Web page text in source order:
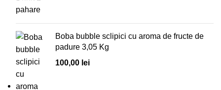
Boba bubble sclipici cu aroma de fructe de
padure 3,05 Kg
100,00 lei